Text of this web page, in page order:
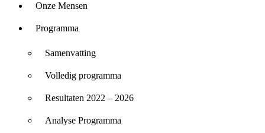
Onze Mensen
Programma
Samenvatting
Volledig programma
Resultaten 2022 – 2026
Analyse Programma